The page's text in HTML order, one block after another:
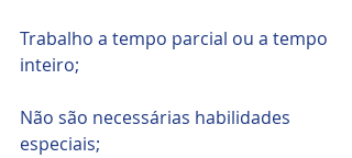
Trabalho a tempo parcial ou a tempo
inteiro;
Não são necessárias habilidades
especiais;